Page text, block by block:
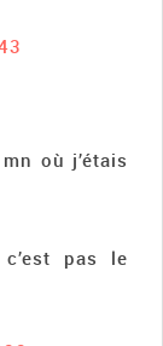
où j’étais
pas le